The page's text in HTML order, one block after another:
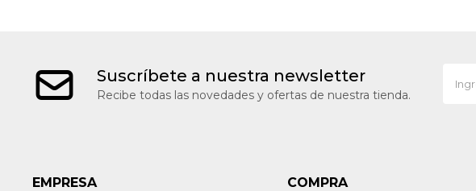
Suscríbete a nuestra newsletter
Recibe todas las novedades y ofertas de nuestra tienda.
EMPRESA COMPRA